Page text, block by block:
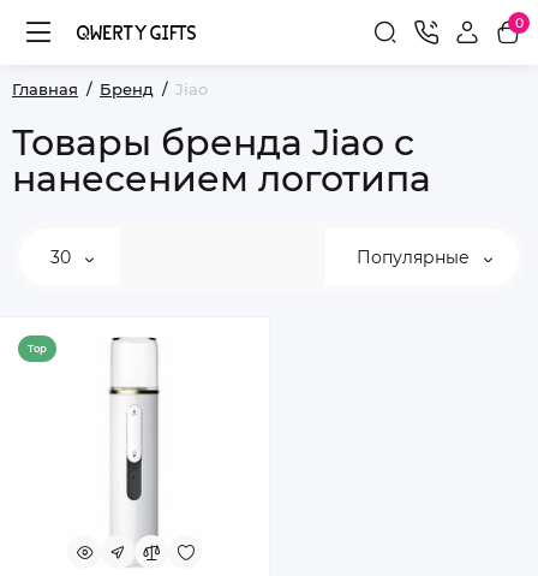
0
Главная Бренд Jiao
Товары бренда Jiao с
нанесением логотипа
30 Популярные
Top